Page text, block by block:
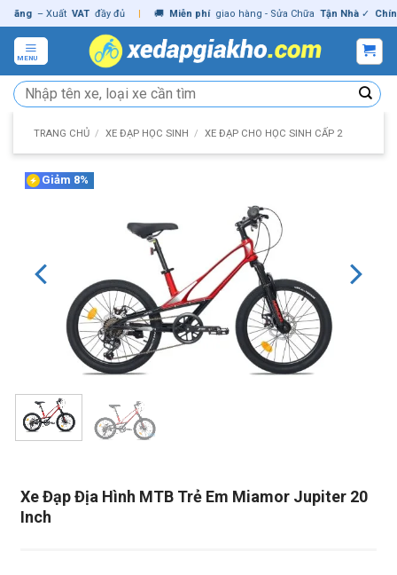
Skip
to
content
– Xuất VAT đầy đủ | 🚚 Miễn phí giao hàng - Sửa Chữa Tận Nhà ✓ Chính
MENU
Tìm
kiếm:
TRANG CHỦ / XE ĐẠP HỌC SINH / XE ĐẠP CHO HỌC SINH CẤP 2
Xe Đạp Địa Hình MTB Trẻ Em Miamor Jupiter 20
Inch
Giảm 8%